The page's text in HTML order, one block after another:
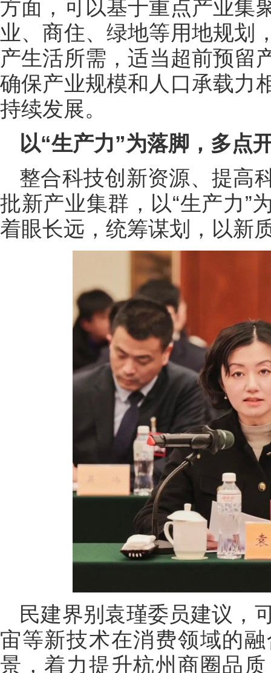
方面，可以基于重点产业集
业、商住、绿地等用地规划
产生活所需，适当超前预留
确保产业规模和人口承载力
持续发展。
以“生产力”为落脚，多点
整合科技创新资源、提高
批新产业集群，以“生产力”
着眼长远，统筹谋划，以新
民建界别袁瑾委员建议，
宙等新技术在消费领域的
景，着力提升杭州商圈品